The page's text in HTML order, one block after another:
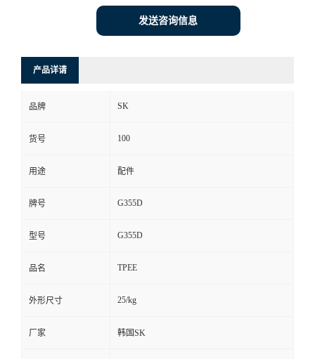
发送咨询信息
产品详请
品牌 SK
货号 100
用途 配件
牌号 G355D
型号 G355D
品名 TPEE
外形尺寸 25/kg
厂家 韩国SK